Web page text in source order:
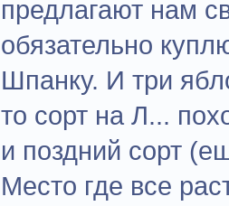
предлагают нам
обязательно
Шпанку. И три
то сорт на Л...
и поздний сорт
Место где все